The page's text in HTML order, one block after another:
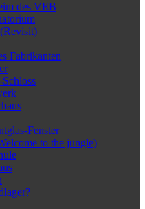
des VEB
Fabrikanten
Fenster
to the jungle)